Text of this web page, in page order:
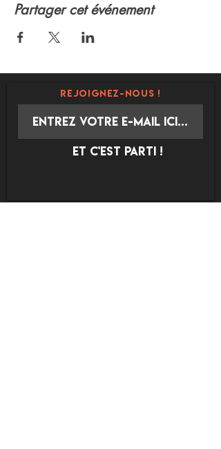
Partager cet événement
REJOIGNEZ-NOUS !
ET C'EST PARTI !